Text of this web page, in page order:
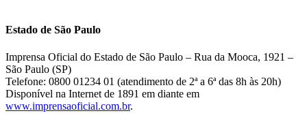
Estado de São Paulo
Imprensa Oficial do Estado de São Paulo – Rua da Mooca, 1921 –
São Paulo (SP)
Telefone: 0800 01234 01 (atendimento de 2ª a 6ª das 8h às 20h)
Disponível na Internet de 1891 em diante em
www.imprensaoficial.com.br.